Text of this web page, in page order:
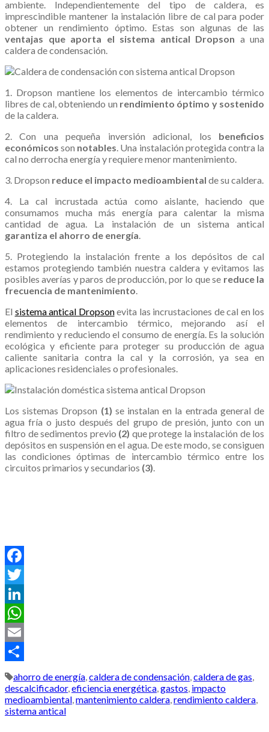
ambiente. Independientemente del tipo de caldera, es
imprescindible mantener la instalación libre de cal para poder
obtener un rendimiento óptimo. Estas son algunas de las
ventajas que aporta el sistema antical Dropson a una
caldera de condensación.
1. Dropson mantiene los elementos de intercambio térmico
libres de cal, obteniendo un rendimiento óptimo y sostenido
de la caldera.
2. Con una pequeña inversión adicional, los beneficios
económicosson notables. Una instalación protegida contra la
cal no derrocha energía y requiere menor mantenimiento.
3. Dropson reduce el impacto medioambiental de su caldera.
4. La cal incrustada actúa como aislante, haciendo que
consumamos mucha más energía para calentar la misma
cantidad de agua. La instalación de un sistema antical
garantiza el ahorro de energía.
5. Protegiendo la instalación frente a los depósitos de cal
estamos protegiendo también nuestra caldera y evitamos las
posibles averías y paros de producción, por lo que se reduce la
frecuencia de mantenimiento.
El sistema antical Dropsonevita las incrustaciones de cal en los
elementos de intercambio térmico, mejorando así el
rendimiento y reduciendo el consumo de energía. Es la solución
ecológica y eficiente para proteger su producción de agua
caliente sanitaria contra la cal y la corrosión, ya sea en
aplicaciones residenciales o profesionales.
Los sistemas Dropson (1) se instalan en la entrada general de
agua fría o justo después del grupo de presión, junto con un
filtro de sedimentos previo (2) que protege la instalación de los
depósitos en suspensión en el agua. De este modo, se consiguen
las condiciones óptimas de intercambio térmico entre los
circuitos primarios y secundarios (3).
Facebook
Twitter
LinkedIn
WhatsApp
Email
Compartir
ahorro de energía,caldera de condensación,caldera de gas,
descalcificador,eficiencia energética,gastos, impacto
medioambiental,mantenimiento caldera,rendimiento caldera,
sistema antical